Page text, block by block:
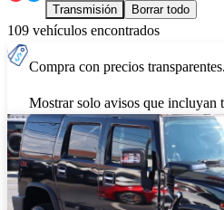
Transmisión Borrar todo
109 vehículos encontrados
Compra con precios transparentes.
Mostrar solo avisos que incluyan